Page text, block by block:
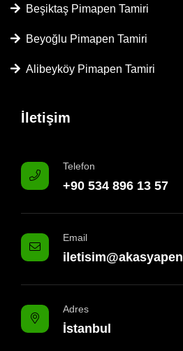
Beşiktaş Pimapen Tamiri
Beyoğlu Pimapen Tamiri
Alibeyköy Pimapen Tamiri
İletişim
Telefon
+90 534 896 13 57
Email
Adres
İstanbul